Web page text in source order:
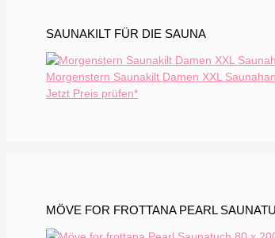
SAUNAKILT FÜR DIE SAUNA
Morgenstern Saunakilt Damen XXL
Jetzt Preis prüfen*
MÖVE FOR FROTTANA PEARL